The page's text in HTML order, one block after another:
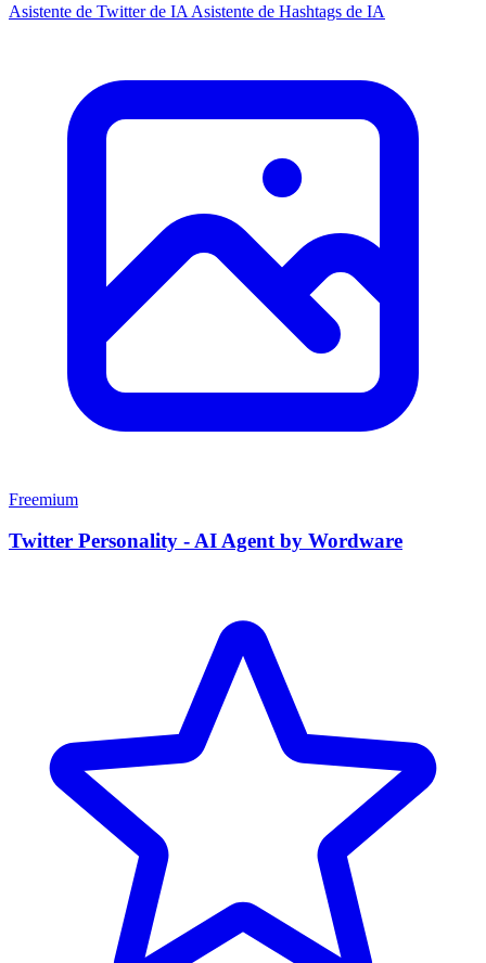
Asistente de Twitter de IA Asistente de Hashtags de IA
Freemium
Twitter Personality - AI Agent by Wordware